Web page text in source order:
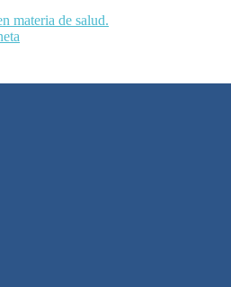
materia de salud.